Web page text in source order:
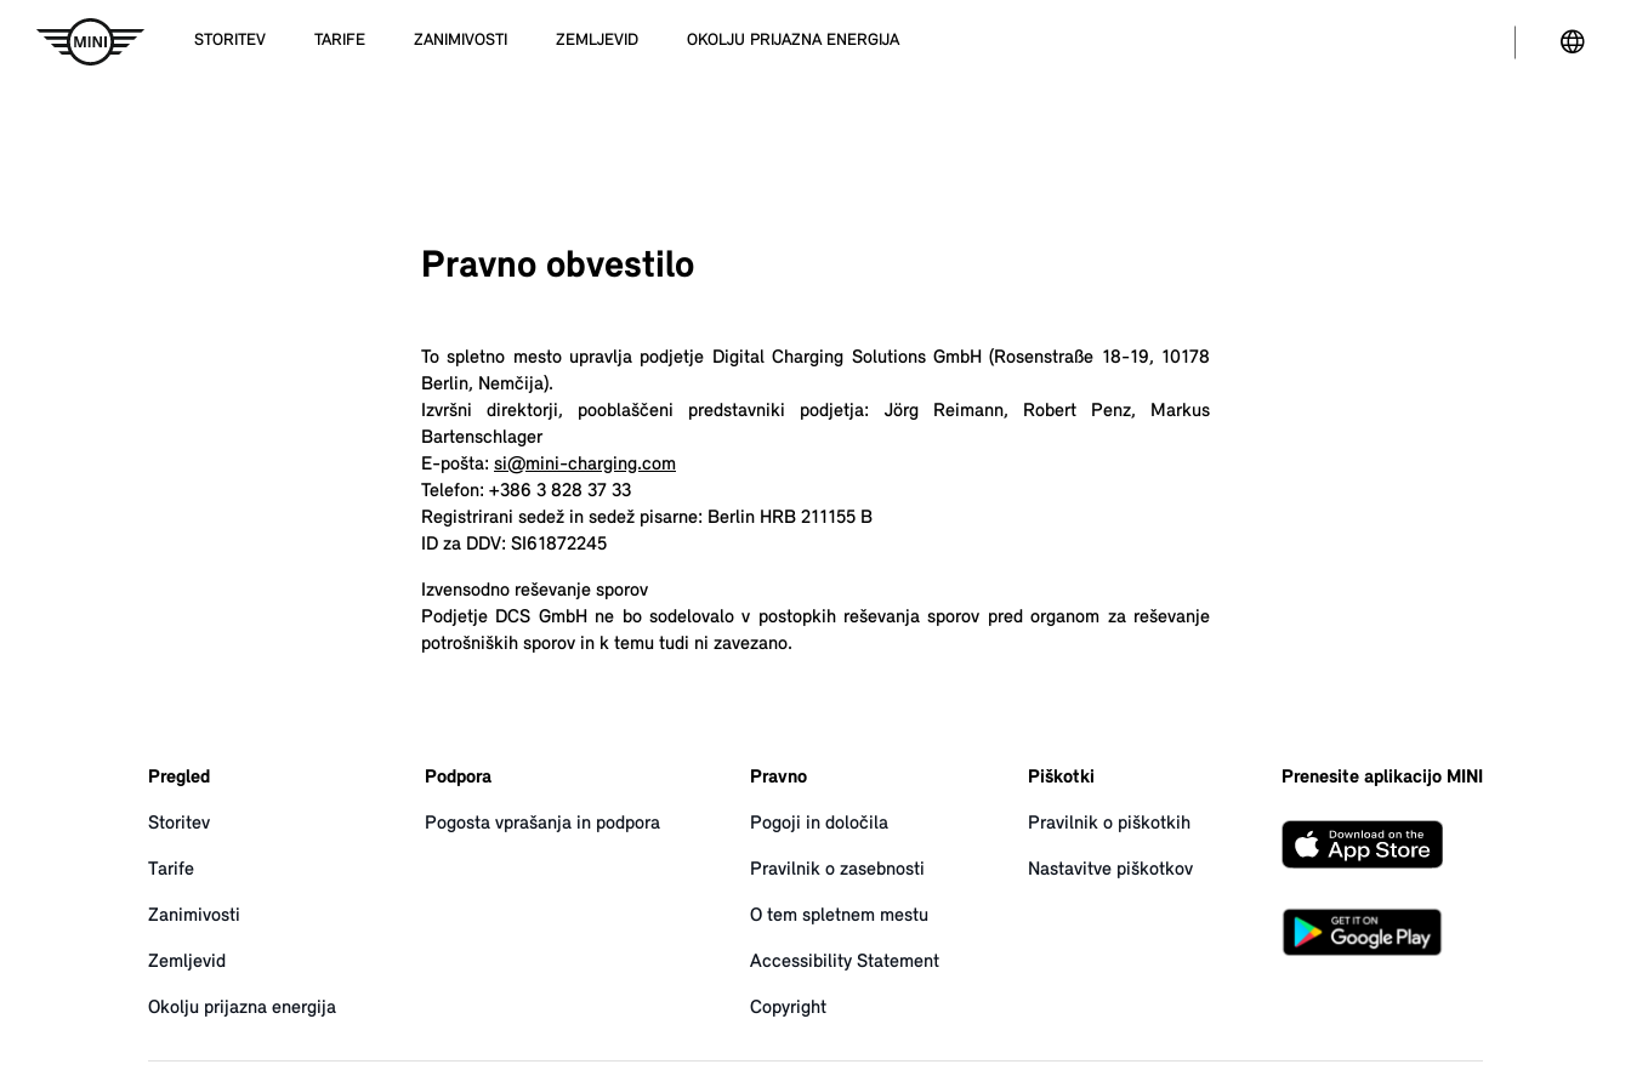
STORITEV TARIFE ZANIMIVOSTI ZEMLJEVID OKOLJU PRIJAZNA ENERGIJA
Pravno obvestilo
To spletno mesto upravlja podjetje Digital Charging Solutions GmbH (Rosenstraße 18-19, 10178
Berlin, Nemčija).
Izvršni direktorji, pooblaščeni predstavniki podjetja: Jörg Reimann, Robert Penz, Markus
Bartenschlager
E-pošta: si@mini-charging.com
Telefon: +386 3 828 37 33
Registrirani sedež in sedež pisarne: Berlin HRB 211155 B
ID za DDV: SI61872245
Izvensodno reševanje sporov
Podjetje DCS GmbH ne bo sodelovalo v postopkih reševanja sporov pred organom za reševanje
potrošniških sporov in k temu tudi ni zavezano.
Pregled
Storitev
Tarife
Zanimivosti
Zemljevid
Okolju prijazna energija
Podpora
Pogosta vprašanja in podpora
Pravno
Pogoji in določila
Pravilnik o zasebnosti
O tem spletnem mestu
Accessibility Statement
Copyright
Piškotki
Pravilnik o piškotkih
Nastavitve piškotkov
Prenesite aplikacijo MINI